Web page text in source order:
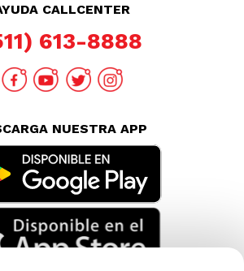
CALLCENTER
613-8888
NUESTRA APP